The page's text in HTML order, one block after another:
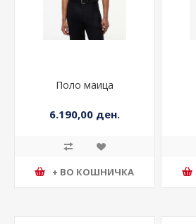
Поло маица
6.190,00 ден.
+ ВО КОШНИЧКА